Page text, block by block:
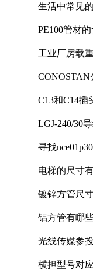
生活中常见
PE100管材
工业厂房载
CONOSTAN
C13和C14
LGJ-240/30
寻找
电梯的尺寸
镀锌方管尺
铝方管有哪
光线传媒参
横担型号对